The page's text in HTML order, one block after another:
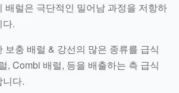
배럴은 극단적인 밀어남 과정을 저항하
.
보충 배럴 & 강선의 많은 종류를 급식
, Combi 배럴, 등을 배출하는 측 급식
다.